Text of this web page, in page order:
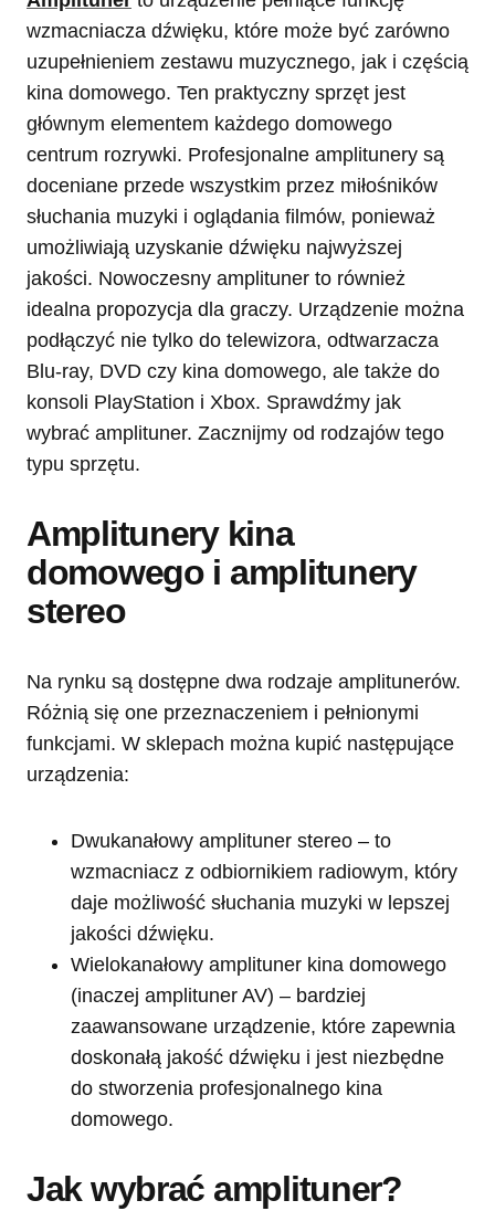
wzmacniacza dźwięku, które może być zarówno
uzupełnieniem zestawu muzycznego, jak i częścią
kina domowego. Ten praktyczny sprzęt jest
głównym elementem każdego domowego
centrum rozrywki. Profesjonalne amplitunery są
doceniane przede wszystkim przez miłośników
słuchania muzyki i oglądania filmów, ponieważ
umożliwiają uzyskanie dźwięku najwyższej
jakości. Nowoczesny amplituner to również
idealna propozycja dla graczy. Urządzenie można
podłączyć nie tylko do telewizora, odtwarzacza
Blu-ray, DVD czy kina domowego, ale także do
konsoli PlayStation i Xbox. Sprawdźmy jak
wybrać amplituner. Zacznijmy od rodzajów tego
typu sprzętu.
Amplitunery kina
domowego i amplitunery
stereo
Na rynku są dostępne dwa rodzaje amplitunerów.
Różnią się one przeznaczeniem i pełnionymi
funkcjami. W sklepach można kupić następujące
urządzenia:
Dwukanałowy amplituner stereo – to
wzmacniacz z odbiornikiem radiowym, który
daje możliwość słuchania muzyki w lepszej
jakości dźwięku.
Wielokanałowy amplituner kina domowego
(inaczej amplituner AV) – bardziej
zaawansowane urządzenie, które zapewnia
doskonałą jakość dźwięku i jest niezbędne
do stworzenia profesjonalnego kina
domowego.
Jak wybrać amplituner?